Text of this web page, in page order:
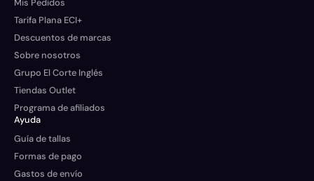
Mis Pedidos
Tarifa Plana ECI+
Descuentos de marcas
Sobre nosotros
Grupo El Corte Inglés
Tiendas Outlet
Programa de afiliados
Ayuda
Guía de tallas
Formas de pago
Gastos de envío